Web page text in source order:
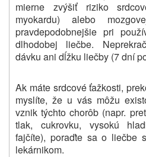
mierne zvýšiť riziko
myokardu) alebo
pravdepodobnejšie pri
dlhodobej liečbe.
dávku ani dĺžku liečby (7 dní
Ak máte srdcové ťažkosti,
myslíte, že u vás môžu
vznik týchto chorôb (napr.
tlak, cukrovku, vysokú
fajčíte), poraďte sa o liečbe
lekárnikom.